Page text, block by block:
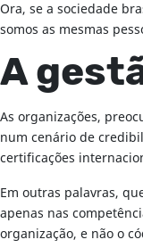
Ora, se a sociedade
somos as mesmas
A
As organizações,
num cenário de
certificações
Em outras palavras,
apenas nas
organização, e não o